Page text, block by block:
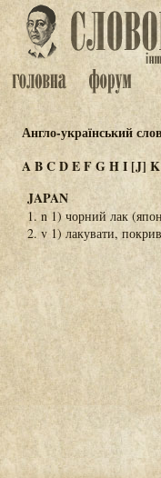
Англо-український
ABCDEFGHI [J] K
JAPAN
1. n 1) чорний лак
2. v 1) лакувати,